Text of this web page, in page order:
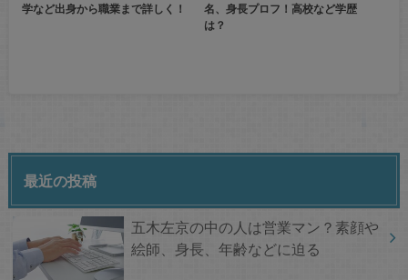
学など出身から職業まで詳しく！
名、身長プロフ！高校など学歴
は？
最近の投稿
五木左京の中の人は営業マン？素顔や
絵師、身長、年齢などに迫る